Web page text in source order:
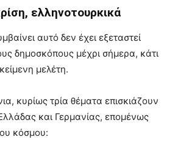
ελληνοτουρκικά
αυτό δεν έχει εξεταστεί
δημοσκόπους μέχρι σήμερα, κάτι
μελέτη.
κυρίως τρία θέματα επισκιάζουν
και Γερμανίας, επομένως
κόσμου: